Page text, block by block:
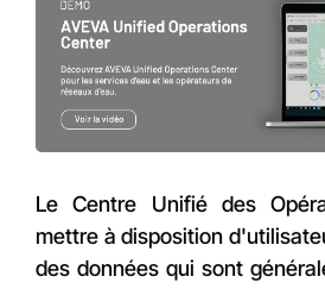
Le Centre Unifié des
mettre à disposition
des données qui sont